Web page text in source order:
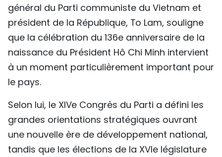
général du Parti communiste du Vietnam et
président de la République, To Lam, souligne
que la célébration du 136e anniversaire de la
naissance du Président Hô Chi Minh intervient
à un moment particulièrement important pour
le pays.
Selon lui, le XIVe Congrès du Parti a défini les
grandes orientations stratégiques ouvrant
une nouvelle ère de développement national,
tandis que les élections de la XVIe législature